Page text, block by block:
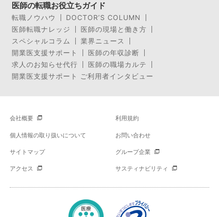
医師の転職お役立ちガイド
転職ノウハウ
DOCTOR’S COLUMN
医師転職ナレッジ
医師の現場と働き方
スペシャルコラム
業界ニュース
開業医支援サポート
医師の年収診断
求人のお知らせ代行
医師の職場カルテ
開業医支援サポート ご利用者インタビュー
会社概要 利用規約
個人情報の取り扱いについて お問い合わせ
サイトマップ グループ企業
アクセス サスティナビリティ